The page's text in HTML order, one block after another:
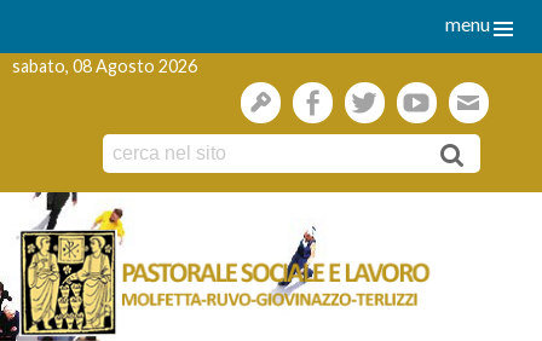
menu
sabato, 08 Agosto 2026
gestionefacebooktwitteryoutube